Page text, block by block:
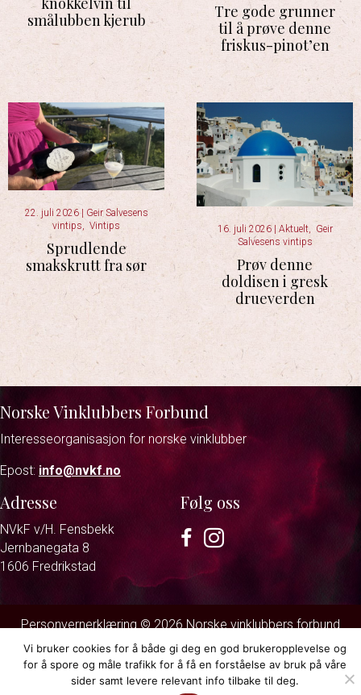
smålubben kjerub
Tre gode grunner
til å prøve denne
friskus-pinot’en
22. juli 2026| Geir Salvesens
vintips, Vintips
Sprudlende
smakskrutt fra sør
16. juli 2026 Aktuelt, Geir
Salvesens vintips
Prøv denne
doldisen i gresk
drueverden
Norske Vinklubbers Forbund
Interesseorganisasjon for norske vinklubber
Epost: info@nvkf.no
Adresse
NVkF v/H. Fensbekk
Jernbanegata 8
1606 Fredrikstad
Følg oss
Facebook
Instagram
Personvernerklæring © 2026 Norske vinklubbers forbund.
Strand & Lund
Vi bruker cookies for å både gi deg en god brukeropplevelse og
for å spore og måle trafikk for å få en forståelse av bruk på våre
sider samt levere relevant info tilbake til deg.